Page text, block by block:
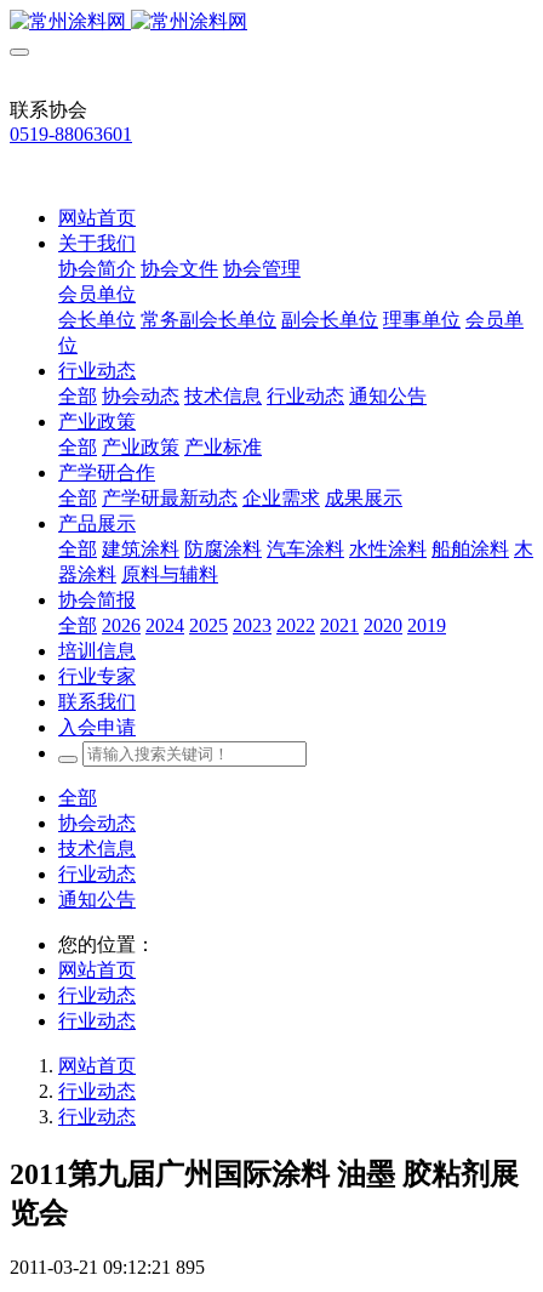
联系协会
0519-88063601
网站首页
关于我们
协会简介 协会文件 协会管理
会员单位
会长单位 常务副会长单位 副会长单位 理事单位 会员单
位
行业动态
全部 协会动态 技术信息 行业动态 通知公告
产业政策
全部 产业政策 产业标准
产学研合作
全部 产学研最新动态 企业需求 成果展示
产品展示
全部 建筑涂料 防腐涂料 汽车涂料 水性涂料 船舶涂料 木
器涂料 原料与辅料
协会简报
全部 2026 2024 2025 2023 2022 2021 2020 2019
培训信息
行业专家
联系我们
入会申请
全部
协会动态
技术信息
行业动态
通知公告
您的位置：
网站首页
行业动态
行业动态
网站首页
行业动态
行业动态
2011第九届广州国际涂料 油墨 胶粘剂展
览会
2011-03-21 09:12:21 895